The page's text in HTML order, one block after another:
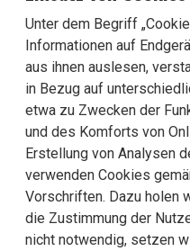
Unter dem Begriff
Informationen auf
aus ihnen auslesen,
in Bezug auf
etwa zu Zwecken der
und des Komforts von
Erstellung von Analysen
verwenden Cookies
Vorschriften. Dazu holen
die Zustimmung der
nicht notwendig, setzen